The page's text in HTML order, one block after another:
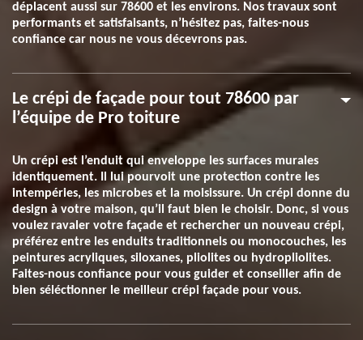
déplacent aussi sur 78600 et les environs. Nos travaux sont
performants et satisfaisants, n’hésitez pas, faites-nous
confiance car nous ne vous décevrons pas.
Le crépi de façade pour tout 78600 par
l’équipe de Pro toiture
Un crépi est l’enduit qui enveloppe les surfaces murales
identiquement. Il lui pourvoit une protection contre les
intempéries, les microbes et la moisissure. Un crépi donne du
design à votre maison, qu’il faut bien le choisir. Donc, si vous
voulez ravaler votre façade et rechercher un nouveau crépi,
préférez entre les enduits traditionnels ou monocouches, les
peintures acryliques, siloxanes, pliolites ou hydropliolites.
Faites-nous confiance pour vous guider et conseiller afin de
bien séléctionner le meilleur crépi façade pour vous.